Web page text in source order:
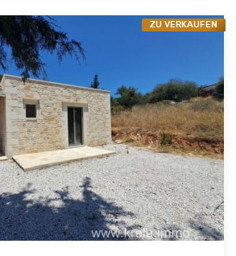
ZU VERKAUFEN